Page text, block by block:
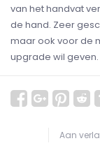
van het handvat
de hand. Zeer
maar ook voor de
upgrade wil geven.
Aan